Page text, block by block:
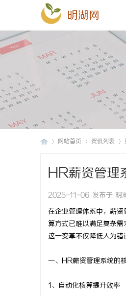
明湖网
网站首页 资讯列表
HR薪资管理
2025-11-06 发布于 明
在企业管理体系中，薪
算方式已难以满足复杂需
这一变革不仅降低人为错
一、HR薪资管理系统的
1、自动化核算提升效率